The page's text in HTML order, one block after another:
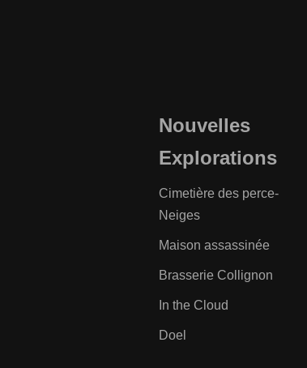
Nouvelles
Explorations
Cimetière des perce-
Neiges
Maison assassinée
Brasserie Collignon
In the Cloud
Doel